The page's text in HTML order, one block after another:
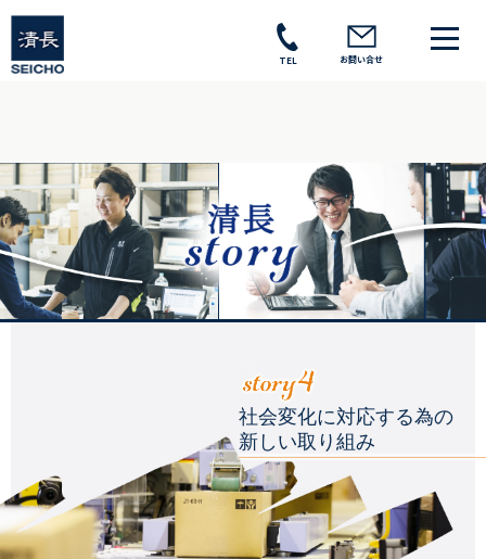
TEL お問い合せ
社会変化に対応する為の
新しい取り組み